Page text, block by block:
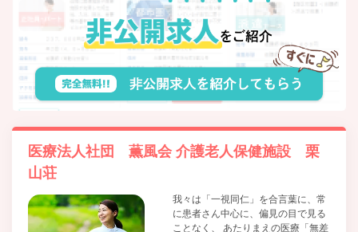
医療法人社団 薫風会 介護老人保健施設 栗
山荘
我々は「一視同仁」を合言葉に、常
に患者さん中心に、偏見の目で見る
ことなく、 あたりまえの医療「無差